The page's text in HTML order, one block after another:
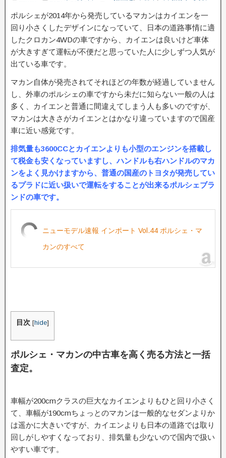
ポルシェが2014年から発売しているマカンはカイエンを一
回り小さくしたデザインになっていて、日本の道路事情に適
したクロカン4WDの車ですから、カイエンは良いけど車体
が大きすぎて運転が不便だと思っていた人に少しずつ人気が
出ている車です。
マカン自体が発売されてそれほどの年数が経過していません
し、外車のポルシェの車ですから未だに知らない一般の人は
多く、カイエンと普通に間違えてしまう人も多いのですが、
マカンは大きさがカイエンとはかなり違っていますので国産
車に近い感覚です。
排気量も3600CCとカイエンよりも小型のエンジンを搭載し
て税金も安くなっていますし、ハンドルも右ハンドルのマカ
ンをよく見かけますから、普通の国産のトヨタが発売してい
るプラドに近い扱いで運転をすることが出来るポルシェブラ
ンドの車です。
ニューモデル速報 インポート Vol.44 ポルシェ・マ
カンのすべて
目次 [hide]
ポルシェ・マカンの中古車を高く売る方法と一括
査定。
車幅が200cmクラスの巨大なカイエンよりもひと回り小さく
て、車幅が190cmちょっとのマカンは一般的なセダンよりか
は遥かに大きいですが、カイエンよりも日本の道路では取り
回しがしやすくなっており、排気量も少ないので国内で扱い
やすい車です。